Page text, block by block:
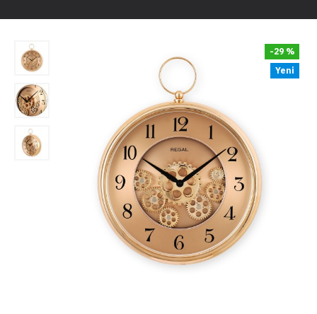
Yeni
-29 %